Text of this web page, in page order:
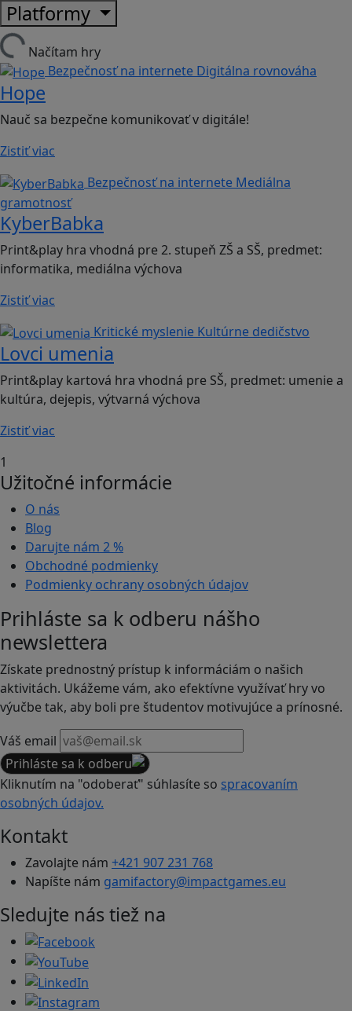
Platformy
Načítam hry
Bezpečnosť na internete Digitálna rovnováha
Hope
Nauč sa bezpečne komunikovať v digitále!
Zistiť viac
Bezpečnosť na internete Mediálna
gramotnosť
KyberBabka
Print&play hra vhodná pre 2. stupeň ZŠ a SŠ, predmet:
informatika, mediálna výchova
Zistiť viac
Kritické myslenie Kultúrne dedičstvo
Lovci umenia
Print&play kartová hra vhodná pre SŠ, predmet: umenie a
kultúra, dejepis, výtvarná výchova
Zistiť viac
1
Užitočné informácie
O nás
Blog
Darujte nám 2 %
Obchodné podmienky
Podmienky ochrany osobných údajov
Prihláste sa k odberu nášho
newslettera
Získate prednostný prístup k informáciám o našich
aktivitách. Ukážeme vám, ako efektívne využívať hry vo
výučbe tak, aby boli pre študentov motivujúce a prínosné.
Váš email
Prihláste sa k odberu
Kliknutím na "odoberať" súhlasíte so spracovaním
osobných údajov.
Kontakt
Zavolajte nám +421 907 231 768
Napíšte nám gamifactory@impactgames.eu
Sledujte nás tiež na